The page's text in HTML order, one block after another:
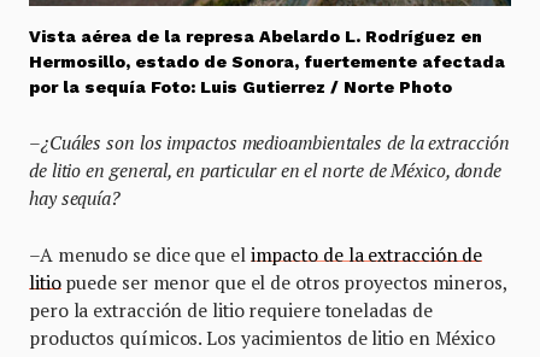
Vista aérea de la represa Abelardo L. Rodríguez en
Hermosillo, estado de Sonora, fuertemente afectada
por la sequía Foto: Luis Gutierrez / Norte Photo
–¿Cuáles son los impactos medioambientales de la extracción
de litio en general, en particular en el norte de México, donde
hay sequía?
–A menudo se dice que el impacto de la extracción de
litiopuede ser menor que el de otros proyectos mineros,
pero la extracción de litio requiere toneladas de
productos químicos. Los yacimientos de litio en México